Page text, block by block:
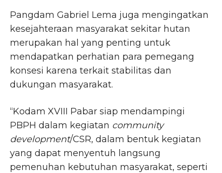
Pangdam Gabriel Lema juga mengingatkan
kesejahteraan masyarakat sekitar hutan
merupakan hal yang penting untuk
mendapatkan perhatian para pemegang
konsesi karena terkait stabilitas dan
dukungan masyarakat.
“Kodam XVIII Pabar siap mendampingi
PBPH dalam kegiatan community
development/CSR, dalam bentuk kegiatan
yang dapat menyentuh langsung
pemenuhan kebutuhan masyarakat, seperti